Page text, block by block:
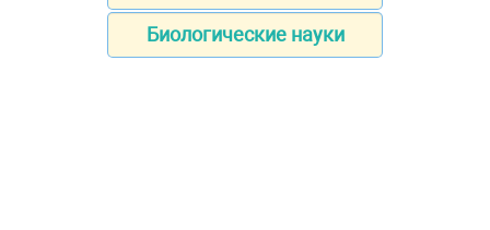
Биологические науки